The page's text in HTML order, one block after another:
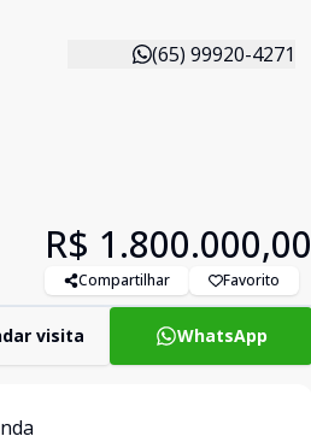
(65) 99920-4271
R$ 1.800.000,00
Compartilhar Favorito
visita WhatsApp